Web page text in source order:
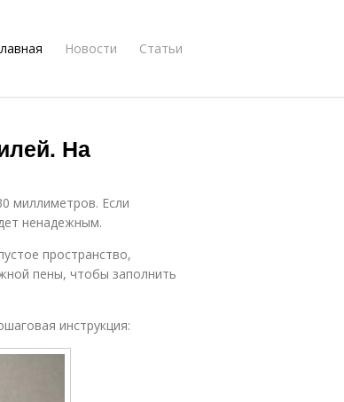
Новости Статьи
На
миллиметров. Если
ненадежным.
пространство,
пены, чтобы заполнить
инструкция: